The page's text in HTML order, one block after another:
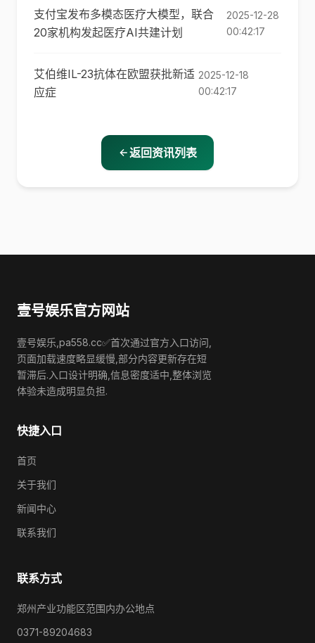
支付宝发布多模态医疗大模型，联合
20家机构发起医疗AI共建计划
2025-12-28
00:42:17
艾伯维IL-23抗体在欧盟获批新适
应症
2025-12-18
00:42:17
返回资讯列表
壹号娱乐官方网站
壹号娱乐,pa558.cc✅首次通过官方入口访问,
页面加载速度略显缓慢,部分内容更新存在短
暂滞后.入口设计明确,信息密度适中,整体浏览
体验未造成明显负担.
快捷入口
首页
关于我们
新闻中心
联系我们
联系方式
郑州产业功能区范围内办公地点
0371-89204683